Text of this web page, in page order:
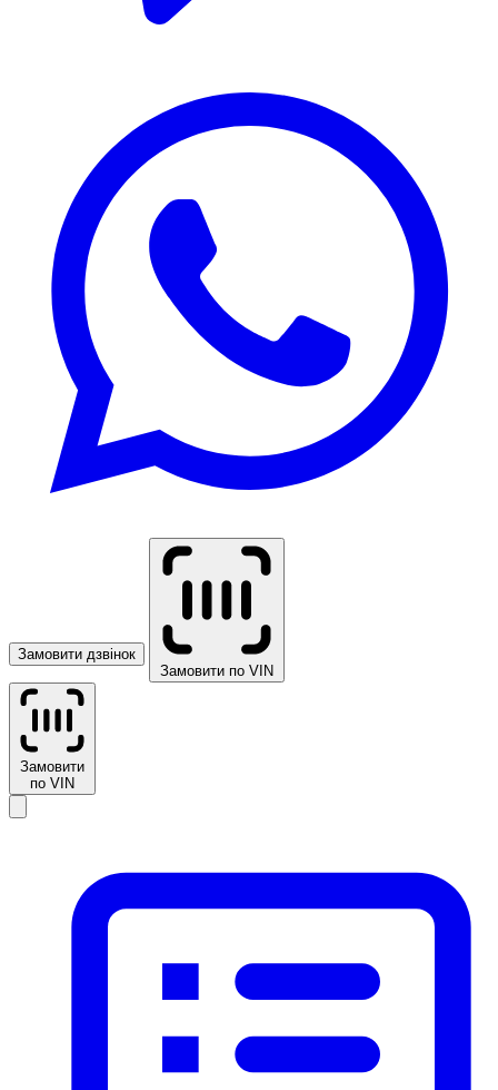
Замовити дзвінок
Замовити по VIN
Замовити
по VIN